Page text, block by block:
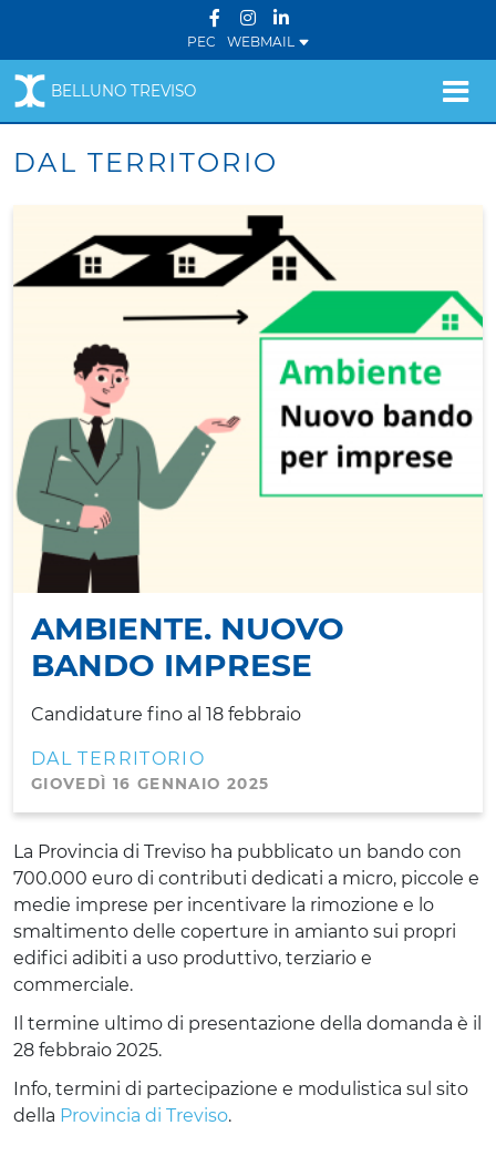
PEC WEBMAIL
BELLUNO TREVISO
DAL TERRITORIO
AMBIENTE. NUOVO
BANDO IMPRESE
Candidature fino al 18 febbraio
DAL TERRITORIO
GIOVEDÌ 16 GENNAIO 2025
La Provincia di Treviso ha pubblicato un bando con
700.000 euro di contributi dedicati a micro, piccole e
medie imprese per incentivare la rimozione e lo
smaltimento delle coperture in amianto sui propri
edifici adibiti a uso produttivo, terziario e
commerciale.
Il termine ultimo di presentazione della domanda è il
28 febbraio 2025.
Info, termini di partecipazione e modulistica sul sito
della Provincia di Treviso.